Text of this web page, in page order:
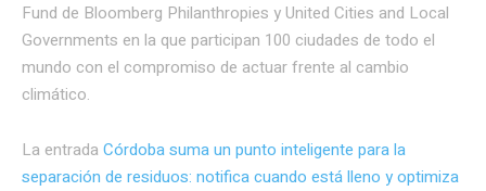
Fund de Bloomberg Philanthropies y United Cities and Local
Governments en la que participan 100 ciudades de todo el
mundo con el compromiso de actuar frente al cambio
climático.
La entrada Córdoba suma un punto inteligente para la
separación de residuos: notifica cuando está lleno y optimiza